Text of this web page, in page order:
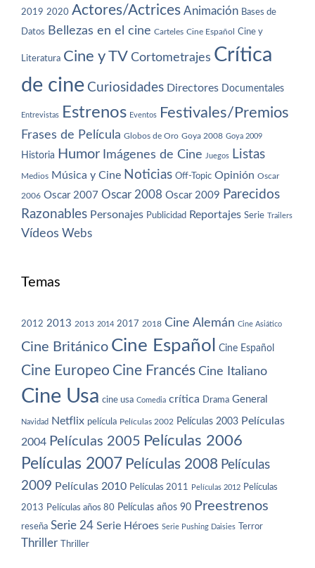
2019 2020 Actores/Actrices Animación Bases de
Datos Bellezas en el cine Carteles Cine Español Cine y
Literatura Cine y TV Cortometrajes Crítica
de cine Curiosidades Directores Documentales
Entrevistas Estrenos Eventos Festivales/Premios
Frases de Película Globos de Oro Goya 2008 Goya 2009
Historia Humor Imágenes de Cine Juegos Listas
Medios Música y Cine Noticias Off-Topic Opinión Oscar
2006 Oscar 2007 Oscar 2008 Oscar 2009 Parecidos
Razonables Personajes Publicidad Reportajes Serie Trailers
Vídeos Webs
Temas
2012 2013 2013 2014 2017 2018 Cine Alemán Cine Asiático
Cine Británico Cine Español Cine Español
Cine Europeo Cine Francés Cine Italiano
Cine Usa cine usa Comedia crítica Drama General
Navidad Netflix película Películas 2002 Películas 2003 Películas
2004 Películas 2005 Películas 2006
Películas 2007 Películas 2008 Películas
2009 Películas 2010 Películas 2011 Películas 2012 Películas
2013 Películas años 80 Películas años 90 Preestrenos
reseña Serie 24 Serie Héroes Serie Pushing Daisies Terror
Thriller Thriller